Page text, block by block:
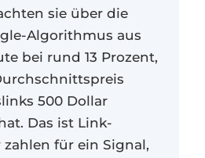
sie über die
Algorithmus aus
bei rund 13 Prozent,
500 Dollar
Das ist Link-
für ein Signal,